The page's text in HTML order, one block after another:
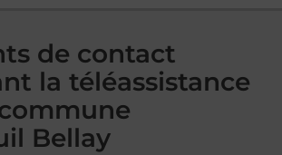
de contact
la téléassistance
Bellay